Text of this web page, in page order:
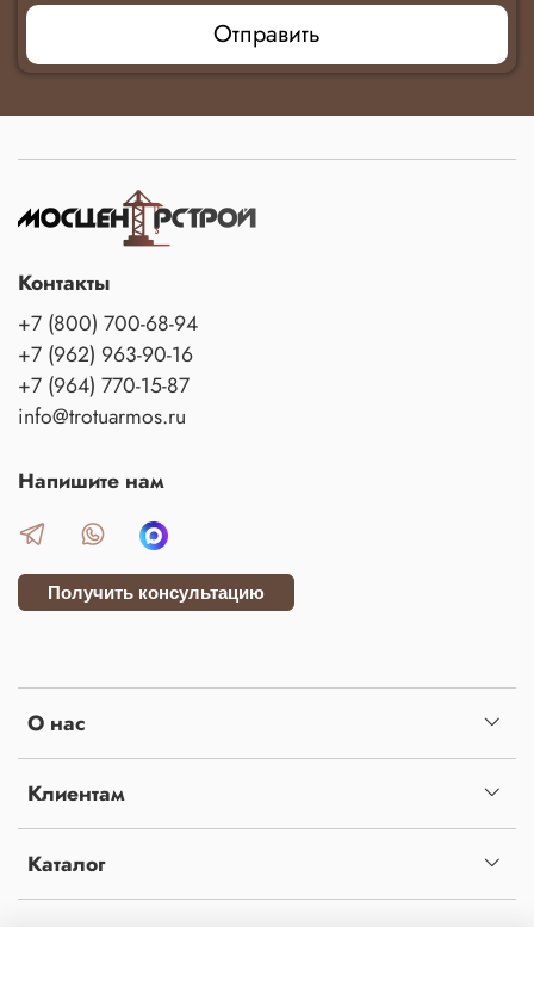
Отправить
О нас
Клиентам
Каталог
Контакты
+7 (800) 700-68-94
+7 (962) 963-90-16
+7 (964) 770-15-87
info@trotuarmos.ru
Напишите нам
Получить консультацию